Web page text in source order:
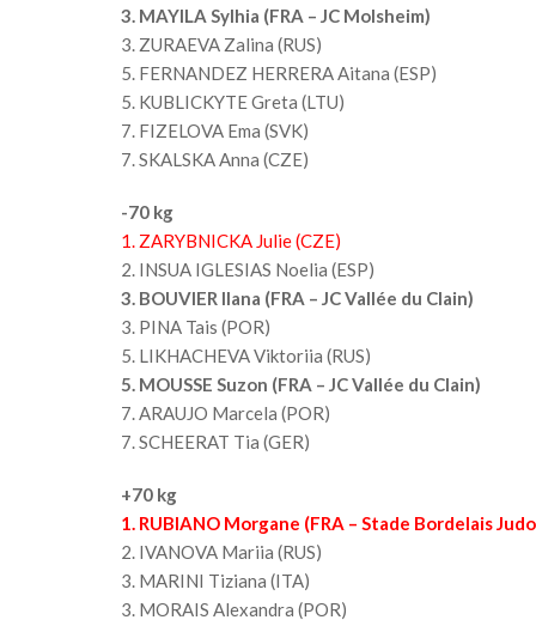
3. MAYILA Sylhia (FRA – JC Molsheim)
3. ZURAEVA Zalina (RUS)
5. FERNANDEZ HERRERA Aitana (ESP)
5. KUBLICKYTE Greta (LTU)
7. FIZELOVA Ema (SVK)
7. SKALSKA Anna (CZE)
-70 kg
1. ZARYBNICKA Julie (CZE)
2. INSUA IGLESIAS Noelia (ESP)
3. BOUVIER Ilana (FRA – JC Vallée du Clain)
3. PINA Tais (POR)
5. LIKHACHEVA Viktoriia (RUS)
5. MOUSSE Suzon (FRA – JC Vallée du Clain)
7. ARAUJO Marcela (POR)
7. SCHEERAT Tia (GER)
+70 kg
1. RUBIANO Morgane (FRA – Stade Bordelais
2. IVANOVA Mariia (RUS)
3. MARINI Tiziana (ITA)
3. MORAIS Alexandra (POR)